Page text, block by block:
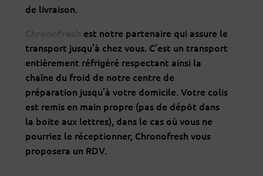
de livraison.
est notre partenaire qui assure le
transport jusqu’à chez vous. C’est un transport
entièrement réfrigéré respectant ainsi la
chaîne du froid de notre centre de
préparation jusqu’à votre domicile. Votre colis
est remis en main propre (pas de dépôt dans
la boite aux lettres), dans le cas où vous ne
pourriez le réceptionner, Chronofresh vous
proposera un RDV.